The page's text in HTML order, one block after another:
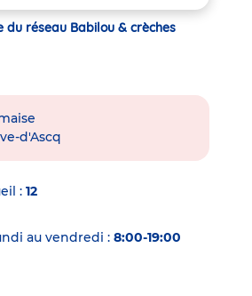
du réseau Babilou & crèches
d'Ascq
12
au vendredi : 8:00-19:00